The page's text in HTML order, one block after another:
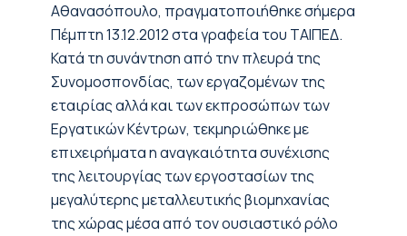
Αθανασόπουλο, πραγματοποιήθηκε σήμερα
Πέμπτη 13.12.2012 στα γραφεία του ΤΑΙΠΕΔ.
Κατά τη συνάντηση από την πλευρά της
Συνομοσπονδίας, των εργαζομένων της
εταιρίας αλλά και των εκπροσώπων των
Εργατικών Κέντρων, τεκμηριώθηκε με
επιχειρήματα η αναγκαιότητα συνέχισης
της λειτουργίας των εργοστασίων της
μεγαλύτερης μεταλλευτικής βιομηχανίας
της χώρας μέσα από τον ουσιαστικό ρόλο